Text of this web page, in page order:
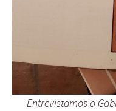
Entrevistamos a